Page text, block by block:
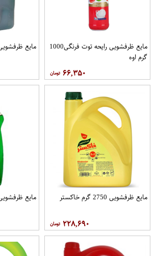
مایع ظرفشویی رایحه توت فرنگی1000
گرم اوه
۶۶,۳۵۰
مایع ظرفشویی سبز
مایع ظرفشویی 2750 گرم خاکستر
۲۲۸,۶۹۰
مایع ظرفشویی سبز